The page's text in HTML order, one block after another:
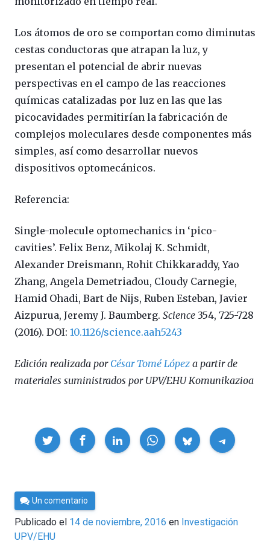
Los átomos de oro se comportan como diminutas
cestas conductoras que atrapan la luz, y
presentan el potencial de abrir nuevas
perspectivas en el campo de las reacciones
químicas catalizadas por luz en las que las
picocavidades permitirían la fabricación de
complejos moleculares desde componentes más
simples, así como desarrollar nuevos
dispositivos optomecánicos.
Referencia:
Single-molecule optomechanics in ‘pico-
cavities’. Felix Benz, Mikolaj K. Schmidt,
Alexander Dreismann, Rohit Chikkaraddy, Yao
Zhang, Angela Demetriadou, Cloudy Carnegie,
Hamid Ohadi, Bart de Nijs, Ruben Esteban, Javier
Aizpurua, Jeremy J. Baumberg. Science 354, 725-728
(2016). DOI: 10.1126/science.aah5243
Edición realizada por César Tomé López a partir de
materiales suministrados por UPV/EHU Komunikazioa
Compartir
Por
César
Tomé
Un comentario
Publicado el 14 de noviembre, 2016 en Investigación
UPV/EHU